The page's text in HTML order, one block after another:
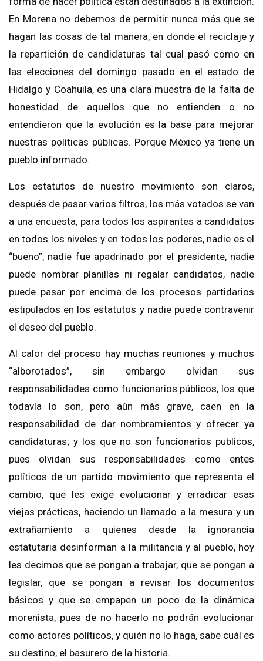
En Morena no debemos de permitir nunca más que se
hagan las cosas de tal manera, en donde el reciclaje y
la repartición de candidaturas tal cual pasó como en
las elecciones del domingo pasado en el estado de
Hidalgo y Coahuila, es una clara muestra de la falta de
honestidad de aquellos que no entienden o no
entendieron que la evolución es la base para mejorar
nuestras políticas públicas. Porque México ya tiene un
pueblo informado.
Los estatutos de nuestro movimiento son claros,
después de pasar varios filtros, los más votados se van
a una encuesta, para todos los aspirantes a candidatos
en todos los niveles y en todos los poderes, nadie es el
“bueno”, nadie fue apadrinado por el presidente, nadie
puede nombrar planillas ni regalar candidatos, nadie
puede pasar por encima de los procesos partidarios
estipulados en los estatutos y nadie puede contravenir
el deseo del pueblo.
Al calor del proceso hay muchas reuniones y muchos
“alborotados”, sin embargo olvidan sus
responsabilidades como funcionarios públicos, los que
todavía lo son, pero aún más grave, caen en la
responsabilidad de dar nombramientos y ofrecer ya
candidaturas; y los que no son funcionarios publicos,
pues olvidan sus responsabilidades como entes
políticos de un partido movimiento que representa el
cambio, que les exige evolucionar y erradicar esas
viejas prácticas, haciendo un llamado a la mesura y un
extrañamiento a quienes desde la ignorancia
estatutaria desinforman a la militancia y al pueblo, hoy
les decimos que se pongan a trabajar, que se pongan a
legislar, que se pongan a revisar los documentos
básicos y que se empapen un poco de la dinámica
morenista, pues de no hacerlo no podrán evolucionar
como actores políticos, y quién no lo haga, sabe cuál es
su destino, el basurero de la historia.